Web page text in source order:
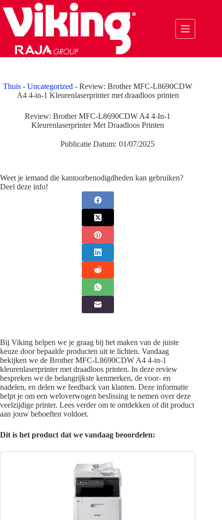
naar
inhoud
Thuis -Uncategorized -Review: Brother MFC-L8690CDW
A4 4-in-1 Kleurenlaserprinter met draadloos printen
Review: Brother MFC-L8690CDW A4 4-In-1
Kleurenlaserprinter Met Draadloos Printen
Publicatie Datum: 01/07/2025
Weet je iemand die kantoorbenodigdheden kan gebruiken?
Deel deze info!
Bij Viking helpen we je graag bij het maken van de juiste
keuze door bepaalde producten uit te lichten. Vandaag
bekijken we de Brother MFC-L8690CDW A4 4-in-1
kleurenlaserprinter met draadloos printen. In deze review
bespreken we de belangrijkste kenmerken, de voor- en
nadelen, en delen we feedback van klanten. Deze informatie
helpt je om een weloverwogen beslissing te nemen over deze
veelzijdige printer. Lees verder om te ontdekken of dit product
aan jouw behoeften voldoet.
Dit is het product dat we vandaag beoordelen: